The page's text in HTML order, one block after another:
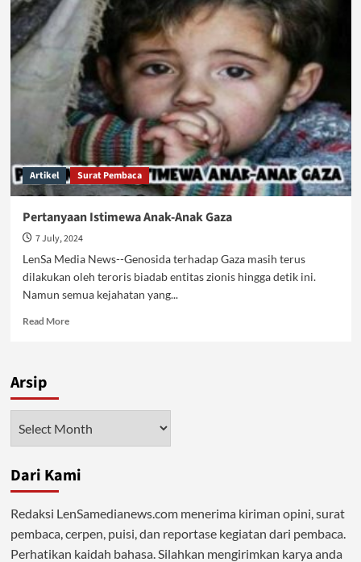
Anak
Gaza,
Butuh
Solusi
Cemerlang
Artikel Surat Pembaca
Pertanyaan Istimewa Anak-Anak Gaza
7 July, 2024
LenSa Media News--Genosida terhadap Gaza masih terus
dilakukan oleh teroris biadab entitas zionis hingga detik ini.
Namun semua kejahatan yang...
Read MoreRead
Anak
Gaza
Arsip
Dari Kami
Redaksi LenSamedianews.com menerima kiriman opini, surat
pembaca, cerpen, puisi, dan reportase kegiatan dari pembaca.
Perhatikan kaidah bahasa. Silahkan mengirimkan karya anda